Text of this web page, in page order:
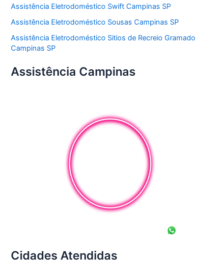
Assistência Eletrodoméstico Swift Campinas SP
Assistência Eletrodoméstico Sousas Campinas SP
Assistência Eletrodoméstico Sitios de Recreio Gramado
Campinas SP
Assistência Campinas
Cidades Atendidas